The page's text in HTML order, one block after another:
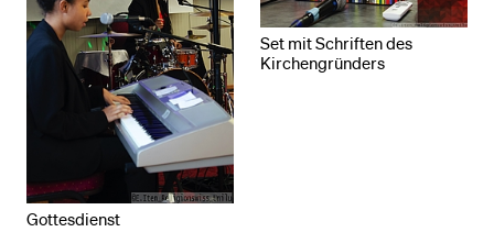
Gottesdienst
Set mit Schriften des
Kirchengründers